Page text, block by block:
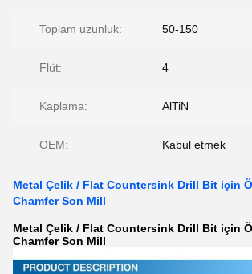
Toplam uzunluk: 50-150
Flüt: 4
Kaplama: AlTiN
OEM: Kabul etmek
Metal Çelik / Flat Countersink Drill Bit için
Chamfer Son Mill
Metal Çelik / Flat Countersink Drill Bit için
Chamfer Son Mill